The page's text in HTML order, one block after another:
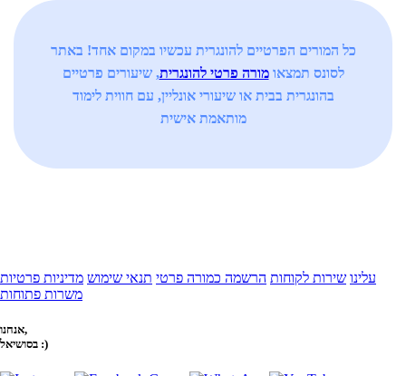
כל המורים הפרטיים להונגרית עכשיו במקום אחד! באתר
לסונס תמצאומורה פרטי להונגרית, שיעורים פרטיים
בהונגרית בבית או שיעורי אונליין, עם חווית לימוד
מותאמת אישית
עלינו שירות לקוחות הרשמה כמורה פרטי תנאי שימוש מדיניות פרטיות
משרות פתוחות
אנחנו,
בסושיאל :)